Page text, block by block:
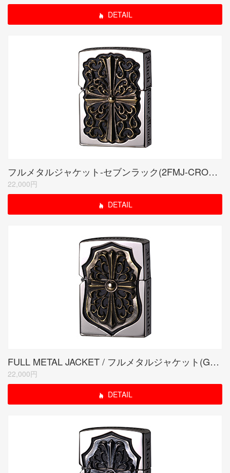
DETAIL
フルメタルジャケット-セブンラック(2FMJ-CROG20)
22,000円
DETAIL
FULL METAL JACKET / フルメタルジャケット(GORGON)
22,000円
DETAIL